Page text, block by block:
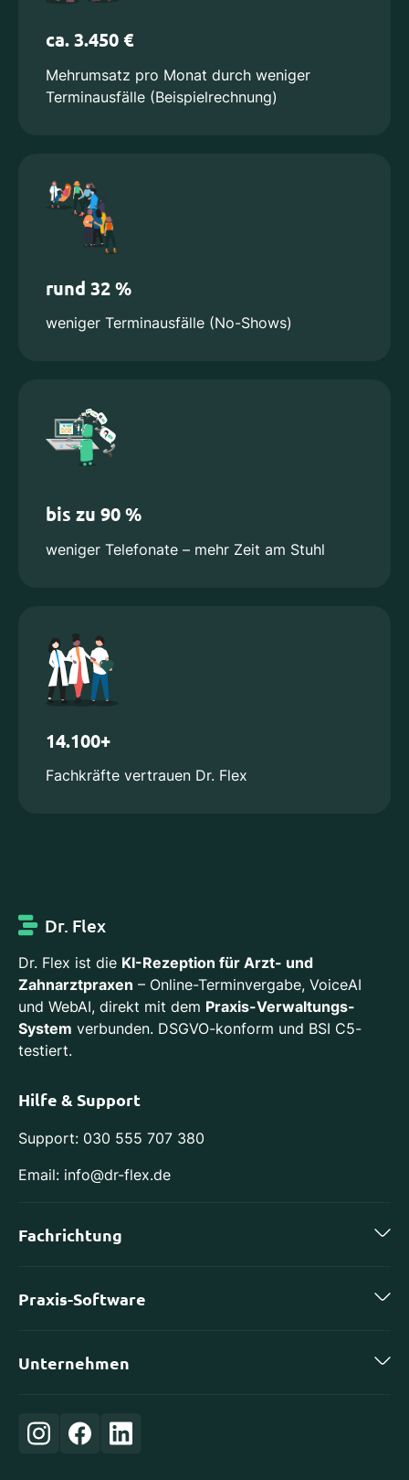
ca. 3.450 €
Mehrumsatz pro Monat durch weniger
Terminausfälle (Beispielrechnung)
rund 32 %
weniger Terminausfälle (No-Shows)
bis zu 90 %
weniger Telefonate – mehr Zeit am Stuhl
14.100+
Fachkräfte vertrauen Dr. Flex
Dr. Flex
Dr. Flex ist die KI-Rezeption für Arzt- und
Zahnarztpraxen – Online-Terminvergabe, VoiceAI
und WebAI, direkt mit dem Praxis-Verwaltungs-
System verbunden. DSGVO-konform und BSI C5-
testiert.
Hilfe & Support
Support: 030 555 707 380
Email: info@dr-flex.de
Fachrichtung
Orthopädie
Praxis-Software
Evident
Unternehmen
Login